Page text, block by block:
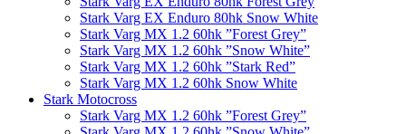
Stark Varg EX Enduro 80hk Snow White
Stark Varg MX 1.2 60hk ”Forest Grey”
Stark Varg MX 1.2 60hk ”Snow White”
Stark Varg MX 1.2 60hk ”Stark Red”
Stark Varg MX 1.2 60hk Snow White
Stark Motocross
Stark Varg MX 1.2 60hk ”Forest Grey”